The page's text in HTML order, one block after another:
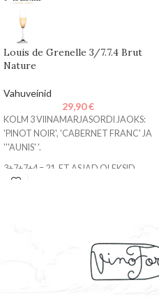
Louis de Grenelle 3/7.7.4 Brut
Nature
Vahuveinid
29,90€
KOLM 3 VIINAMARJASORDI JAOKS:
'PINOT NOIR', 'CABERNET FRANC' JA
'''AUNIS' '.
3+7+7+4 = 21, ET ASJAD OLEKSID
TASAKAALUS.